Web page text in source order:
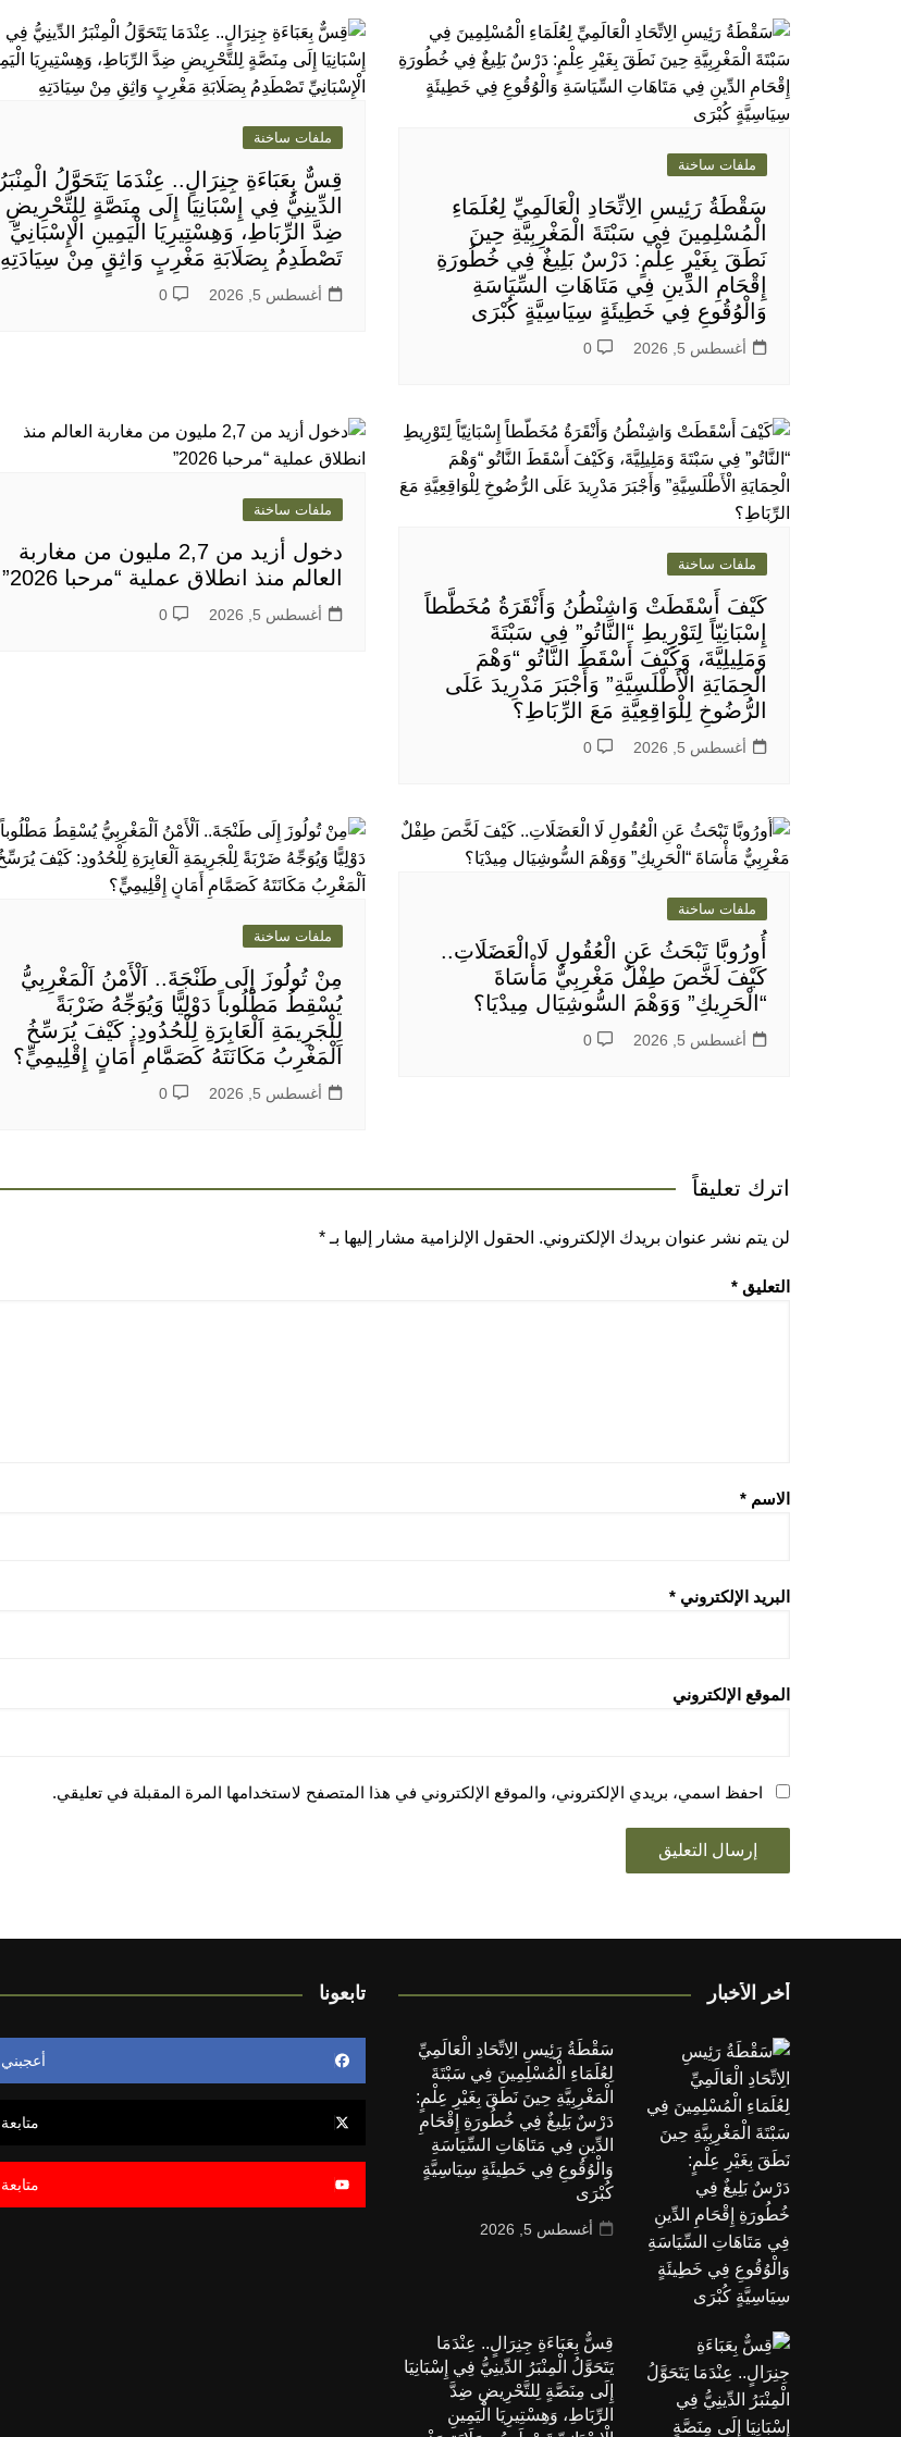
ملفات ساخنة
سَقْطَةُ رَئِيسِ الِاتِّحَادِ الْعَالَمِيِّ لِعُلَمَاءِ
الْمُسْلِمِينَ فِي سَبْتَةَ الْمَغْرِبِيَّةِ حِينَ
نَطَقَ بِغَيْرِ عِلْمٍ: دَرْسٌ بَلِيغٌ فِي خُطُورَةِ
إِقْحَامِ الدِّينِ فِي مَتَاهَاتِ السِّيَاسَةِ
وَالْوُقُوعِ فِي خَطِيئَةٍ سِيَاسِيَّةٍ كُبْرَى
أغسطس 5, 2026 0
ملفات ساخنة
قِسٌّ بِعَبَاءَةِ جِنِرَالٍ.. عِنْدَمَا يَتَحَوَّلُ الْمِنْبَرُ
الدِّينِيُّ فِي إِسْبَانِيَا إِلَى مِنَصَّةٍ لِلتَّحْرِيضِ
ضِدَّ الرِّبَاطِ، وَهِسْتِيرِيَا الْيَمِينِ الْإِسْبَانِيِّ
تَصْطَدِمُ بِصَلَابَةِ مَغْرِبٍ وَاثِقٍ مِنْ سِيَادَتِهِ
أغسطس 5, 2026 0
ملفات ساخنة
كَيْفَ أَسْقَطَتْ وَاشِنْطُنُ وَأَنْقَرَةُ مُخَطَّطاً
إِسْبَانِيّاً لِتَوْرِيطِ “النَّاتُو” فِي سَبْتَةَ
وَمَلِيلِيَّةَ، وَكَيْفَ أَسْقَطَ النَّاتُو “وَهْمَ
الْحِمَايَةِ الْأَطْلَسِيَّةِ” وَأَجْبَرَ مَدْرِيدَ عَلَى
الرُّضُوخِ لِلْوَاقِعِيَّةِ مَعَ الرِّبَاطِ؟
أغسطس 5, 2026 0
ملفات ساخنة
دخول أزيد من 2,7 مليون من مغاربة
العالم منذ انطلاق عملية “مرحبا 2026”
أغسطس 5, 2026 0
ملفات ساخنة
أُورُوبَّا تَبْحَثُ عَنِ الْعُقُولِ لَا الْعَضَلَاتِ..
كَيْفَ لَخَّصَ طِفْلٌ مَغْرِبِيٌّ مَأْسَاةَ
“الْحَرِيكِ” وَوَهْمَ السُّوشِيَال مِيدْيَا؟
أغسطس 5, 2026 0
ملفات ساخنة
مِنْ تُولُوزَ إِلَى طَنْجَةَ.. اَلْأَمْنُ اَلْمَغْرِبِيُّ
يُسْقِطُ مَطْلُوباً دَوْلِيًّا وَيُوَجِّهُ ضَرْبَةً
لِلْجَرِيمَةِ اَلْعَابِرَةِ لِلْحُدُودِ: كَيْفَ يُرَسِّخُ
اَلْمَغْرِبُ مَكَانَتَهُ كَصَمَّامِ أَمَانٍ إِقْلِيمِيٍّ؟
أغسطس 5, 2026 0
اترك تعليقاً
لن يتم نشر عنوان بريدك الإلكتروني. الحقول الإلزامية مشار إليها بـ *
التعليق *
الاسم *
البريد الإلكتروني *
الموقع الإلكتروني
احفظ اسمي، بريدي الإلكتروني، والموقع الإلكتروني في هذا المتصفح لاستخدامها المرة المقبلة في تعليقي.
أخر الأخبار
سَقْطَةُ رَئِيسِ الِاتِّحَادِ الْعَالَمِيِّ
لِعُلَمَاءِ الْمُسْلِمِينَ فِي سَبْتَةَ
الْمَغْرِبِيَّةِ حِينَ نَطَقَ بِغَيْرِ عِلْمٍ:
دَرْسٌ بَلِيغٌ فِي خُطُورَةِ إِقْحَامِ
الدِّينِ فِي مَتَاهَاتِ السِّيَاسَةِ
وَالْوُقُوعِ فِي خَطِيئَةٍ سِيَاسِيَّةٍ
كُبْرَى
أغسطس 5, 2026
قِسٌّ بِعَبَاءَةِ جِنِرَالٍ.. عِنْدَمَا
يَتَحَوَّلُ الْمِنْبَرُ الدِّينِيُّ فِي إِسْبَانِيَا
إِلَى مِنَصَّةٍ لِلتَّحْرِيضِ ضِدَّ
الرِّبَاطِ، وَهِسْتِيرِيَا الْيَمِينِ
تابعونا
أعجبني
متابعة
متابعة